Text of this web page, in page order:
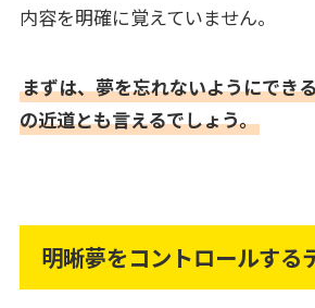
内容を明確に覚えていません。
まずは、夢を忘れないようにでき
の近道とも言えるでしょう。
明晰夢をコントロールする